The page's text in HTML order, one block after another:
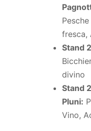
fresca,
Stand
divino
Stand
Pluni:
Vino,